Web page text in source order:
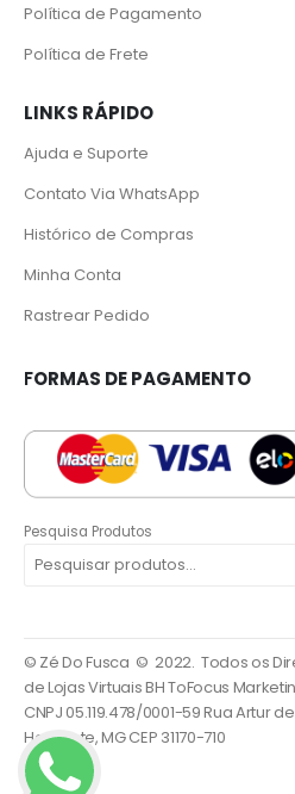
Política de Pagamento
Política de Frete
LINKS RÁPIDO
Ajuda e Suporte
Contato Via WhatsApp
Histórico de Compras
Minha Conta
Rastrear Pedido
FORMAS DE PAGAMENTO
Pesquisa Produtos
© Zé Do Fusca © 2022. Todos os
de Lojas Virtuais BH ToFocus
CNPJ 05.119.478/0001-59 Rua Artur
Horizonte, MG CEP 31170-710